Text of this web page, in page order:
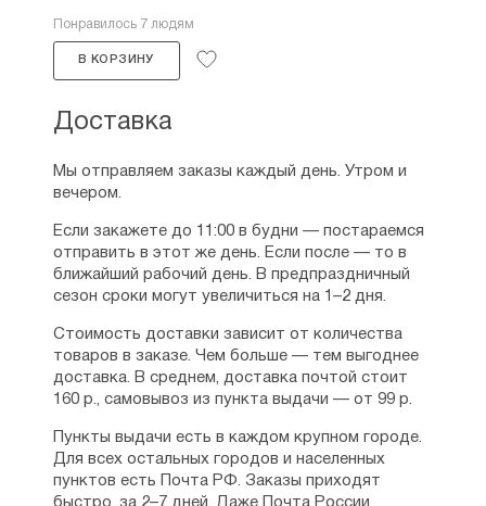
Понравилось 7 людям
В КОРЗИНУ
Доставка
Мы отправляем заказы каждый день. Утром и
вечером.
Если закажете до 11:00 в будни — постараемся
отправить в этот же день. Если после — то в
ближайший рабочий день. В предпраздничный
сезон сроки могут увеличиться на 1–2 дня.
Стоимость доставки зависит от количества
товаров в заказе. Чем больше — тем выгоднее
доставка. В среднем, доставка почтой стоит
160 р., самовывоз из пункта выдачи — от 99 р.
Пункты выдачи есть в каждом крупном городе.
Для всех остальных городов и населенных
пунктов есть Почта РФ. Заказы приходят
быстро, за 2–7 дней. Даже Почта России